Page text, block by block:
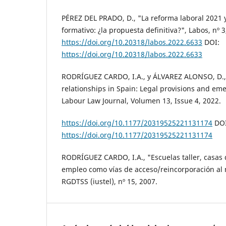
PÉREZ DEL PRADO, D., "La reforma laboral
formativo: ¿la propuesta definitiva?", Labos, nº
https://doi.org/10.20318/labos.2022.6633 DOI:
https://doi.org/10.20318/labos.2022.6633
RODRÍGUEZ CARDO, I.A., y ÁLVAREZ ALONSO,
relationships in Spain: Legal provisions and
Labour Law Journal, Volumen 13, Issue 4, 2022.
https://doi.org/10.1177/20319525221131174
https://doi.org/10.1177/20319525221131174
RODRÍGUEZ CARDO, I.A., "Escuelas taller,
empleo como vías de acceso/reincorporación
RGDTSS (iustel), nº 15, 2007.